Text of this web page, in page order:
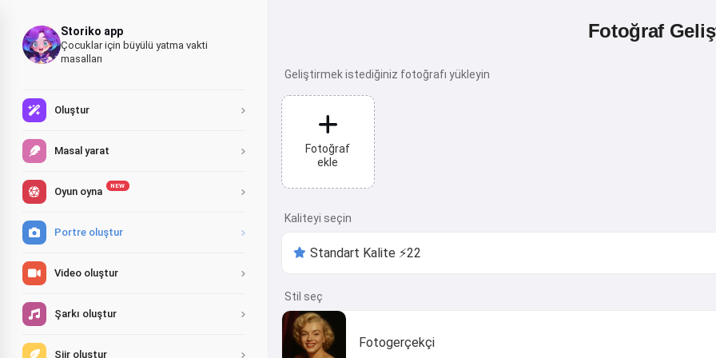
Storiko app
Çocuklar için büyülü yatma vakti
masalları
Oluştur
Masal yarat
Oyun oyna NEW
Portre oluştur
Video oluştur
Şarkı oluştur
Şiir oluştur
Fotoğraf
Geliştirmek istediğiniz fotoğrafı yükleyin
Fotoğraf
ekle
Kaliteyi seçin
Stil seç
Fotogerçekçi